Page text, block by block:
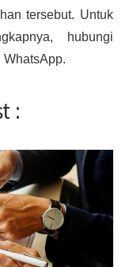
tersebut. Untuk
hubungi
: